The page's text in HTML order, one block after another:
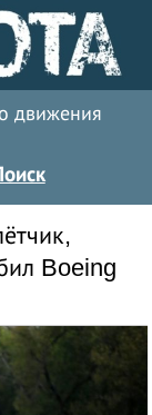
движения
Boeing